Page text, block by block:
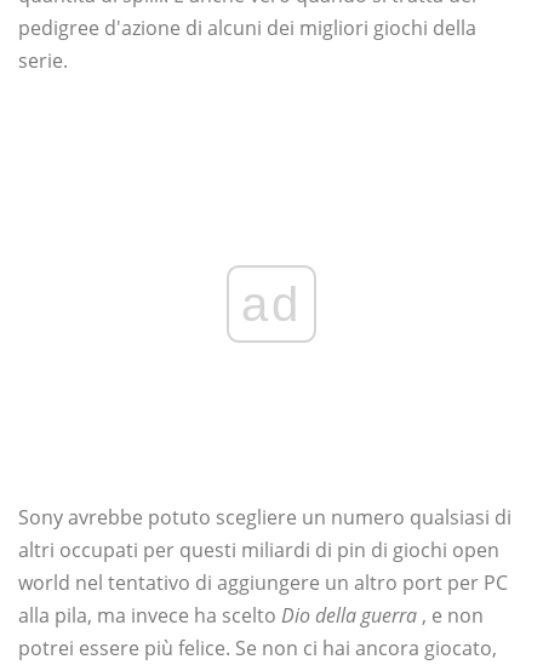
pedigree d'azione di alcuni dei migliori giochi della
serie.
ad
Sony avrebbe potuto scegliere un numero qualsiasi di
altri occupati per questi miliardi di pin di giochi open
world nel tentativo di aggiungere un altro port per PC
alla pila, ma invece ha scelto Dio della guerra , e non
potrei essere più felice. Se non ci hai ancora giocato,